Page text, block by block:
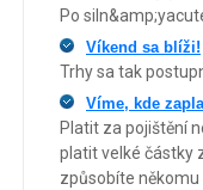
Po
Víkend sa blíži!
Trhy sa tak
Víme, kde
Platit za pojištění
platit velké částky
způsobíte